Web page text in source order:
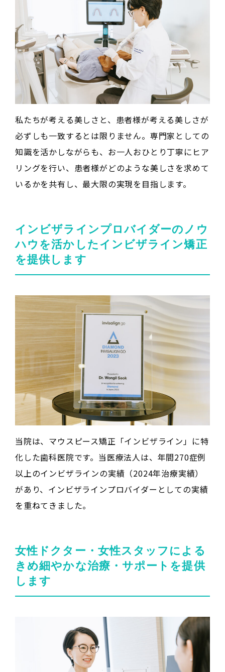
私たちが考える美しさと、患者様が考える美しさが
必ずしも一致するとは限りません。専門家としての
知識を活かしながらも、お一人おひとり丁寧にヒア
リングを行い、患者様がどのような美しさを求めて
いるかを共有し、最大限の実現を目指します。
インビザラインプロバイダーのノウ
ハウを活かしたインビザライン矯正
を提供します
当院は、マウスピース矯正「インビザライン」に特
化した歯科医院です。当医療法人は、年間270症例
以上のインビザラインの実績（2024年治療実績）
があり、インビザラインプロバイダーとしての実績
を重ねてきました。
女性ドクター・女性スタッフによる
きめ細やかな治療・サポートを提供
します